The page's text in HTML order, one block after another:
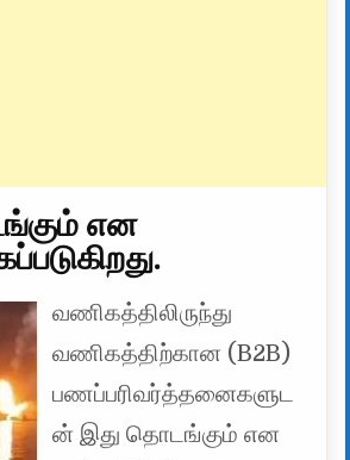
என
வணிகத்திலிருந்து
வணிகத்திற்கான (B2B)
பணப்பரிவர்த்தனைகளுட
ன் இது தொடங்கும் என